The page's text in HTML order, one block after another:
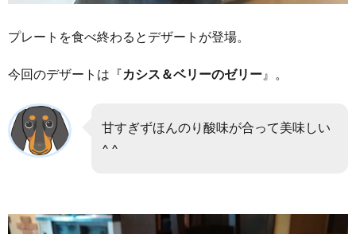
プレートを食べ終わるとデザートが登場。
今回のデザートは『カシス＆ベリーのゼリー 』。
甘すぎずほんのり酸味が合って美味しい
^ ^